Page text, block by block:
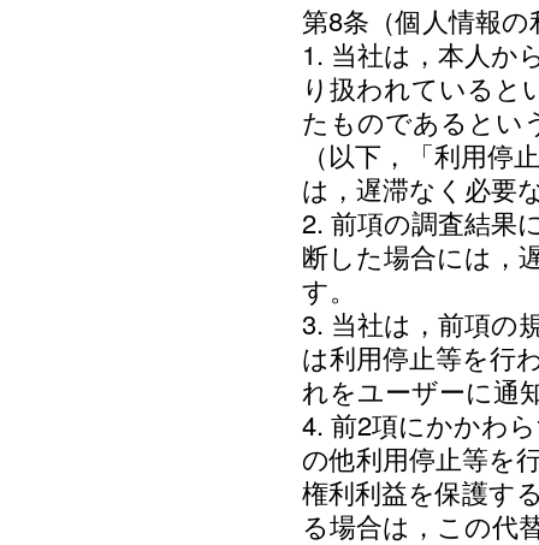
第8条（個人情報
1. 当社は，本人か
り扱われていると
たものであるとい
（以下，「利用
は，遅滞なく必要
2. 前項の調査結果
断した場合には，
す。
3. 当社は，前項の
は利用停止等を行
れをユーザーに通
4. 前2項にかかわ
の他利用停止等を
権利利益を保護す
る場合は，この代